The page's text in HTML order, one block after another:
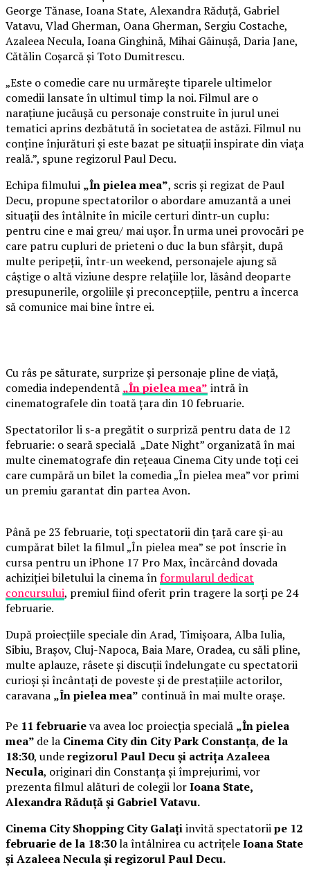
George Tănase, Ioana State, Alexandra Răduță, Gabriel
Vatavu, Vlad Gherman, Oana Gherman, Sergiu Costache,
Azaleea Necula, Ioana Ginghină, Mihai Găinușă, Daria Jane,
Cătălin Coșarcă și Toto Dumitrescu.
„Este o comedie care nu urmărește tiparele ultimelor
comedii lansate în ultimul timp la noi. Filmul are o
narațiune jucăușă cu personaje construite în jurul unei
tematici aprins dezbătută în societatea de astăzi. Filmul nu
conține înjurături și este bazat pe situații inspirate din viața
reală.”, spune regizorul Paul Decu.
Echipa filmului „În pielea mea”, scris și regizat de Paul
Decu, propune spectatorilor o abordare amuzantă a unei
situații des întâlnite în micile certuri dintr-un cuplu:
pentru cine e mai greu/ mai ușor. În urma unei provocări pe
care patru cupluri de prieteni o duc la bun sfârșit, după
multe peripeții, într-un weekend, personajele ajung să
câștige o altă viziune despre relațiile lor, lăsând deoparte
presupunerile, orgoliile și preconcepțiile, pentru a încerca
să comunice mai bine între ei.
Cu râs pe săturate, surprize și personaje pline de viață,
comedia independentă „În pielea mea” intră în
cinematografele din toată țara din 10 februarie.
Spectatorilor li s-a pregătit o surpriză pentru data de 12
februarie: o seară specială „Date Night” organizată în mai
multe cinematografe din rețeaua Cinema City unde toți cei
care cumpără un bilet la comedia „În pielea mea” vor primi
un premiu garantat din partea Avon.
Până pe 23 februarie, toți spectatorii din țară care și-au
cumpărat bilet la filmul „În pielea mea” se pot înscrie în
cursa pentru un iPhone 17 Pro Max, încărcând dovada
achiziției biletului la cinema înformularul dedicat
concursului, premiul fiind oferit prin tragere la sorți pe 24
februarie.
După proiecțiile speciale din Arad, Timișoara, Alba Iulia,
Sibiu, Brașov, Cluj-Napoca, Baia Mare, Oradea, cu săli pline,
multe aplauze, râsete și discuții îndelungate cu spectatorii
curioși și încântați de poveste și de prestațiile actorilor,
caravana „În pielea mea” continuă în mai multe orașe.
Pe 11 februarieva avea loc proiecția specială „În pielea
mea” de la Cinema City din City Park Constanța, de la
18:30, underegizorul Paul Decu și actrița Azaleea
Necula, originari din Constanța și împrejurimi, vor
prezenta filmul alături de colegii lorIoana State,
Alexandra Răduță și Gabriel Vatavu.
Cinema City Shopping City Galațiinvită spectatoriipe 12
februarie de la 18:30la întâlnirea cu actrițeleIoana State
și Azaleea Necula și regizorul Paul Decu.